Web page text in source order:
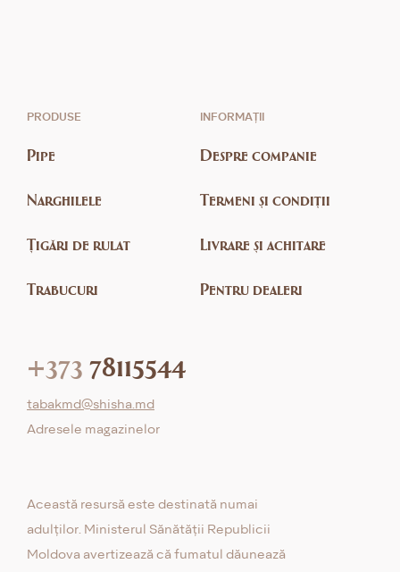
PRODUSE
Pipe
Narghilele
Țigări de rulat
Trabucuri
INFORMAȚII
Despre companie
Termeni și condiții
Livrare și achitare
Pentru dealeri
+373 78115544
tabakmd@shisha.md
Adresele magazinelor
Această resursă este destinată numai
adulților. Ministerul Sănătății Republicii
Moldova avertizează că fumatul dăunează